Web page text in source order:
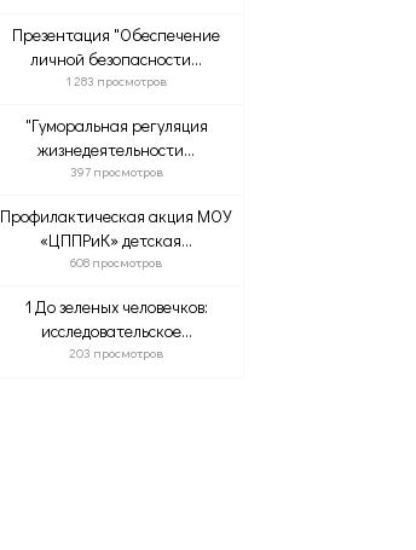
Презентация "Обеспечение
личной безопасности...
1 283 просмотров
"Гуморальная регуляция
жизнедеятельности...
397 просмотров
Профилактическая акция МОУ
«ЦППРиК» детская...
608 просмотров
1 До зеленых человечков:
исследовательское...
203 просмотров